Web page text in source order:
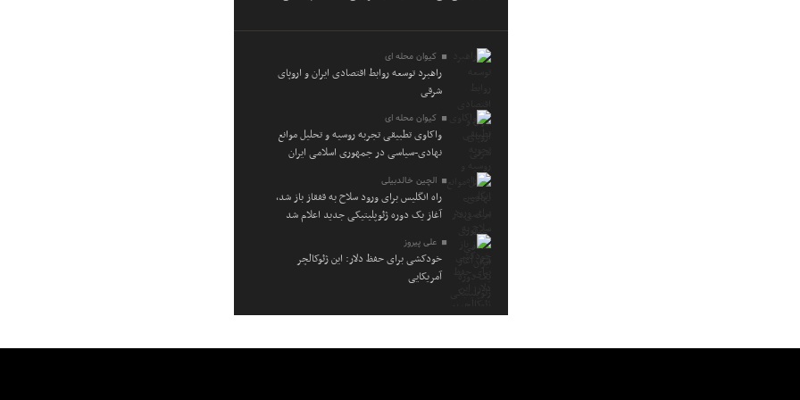
کیوان محله ای
راهبرد توسعه روابط اقتصادی ایران و اروپای
شرقی
کیوان محله ای
واکاوی تطبیقی تجربه روسیه و تحلیل موانع
نهادی-سیاسی در جمهوری اسلامی ایران
الچین خالدبیلی
راه انگلیس برای ورود سلاح به قفقاز باز شد،
آغاز یک دوره ژئوپلیتیکی جدید اعلام شد
علی پیروز
خودکشی برای حفظ دلار: این ژئوکالچر
آمریکایی